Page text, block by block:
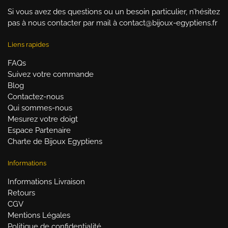
Si vous avez des questions ou un besoin particulier, n’hésitez
pas à nous contacter par mail à contact@bijoux-egyptiens.fr
Liens rapides
FAQs
Suivez votre commande
Blog
Contactez-nous
Qui sommes-nous
Mesurez votre doigt
Espace Partenaire
Charte de Bijoux Egyptiens
Informations
Informations Livraison
Retours
CGV
Mentions Légales